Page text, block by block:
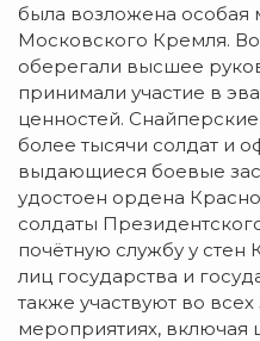
была возложена особая
Московского Кремля.
оберегали высшее
принимали участие в
ценностей.
более тысячи солдат и
выдающиеся боевые
удостоен ордена
солдаты
почётную службу у
лиц государства и
также участвуют во
мероприятиях,